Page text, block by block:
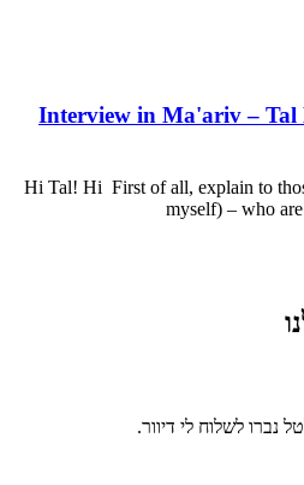
Interview in Ma'ariv – Tal
Hi Tal! Hi First of all, explain to
myself) – who
נברו לשלוח לי דיוור.